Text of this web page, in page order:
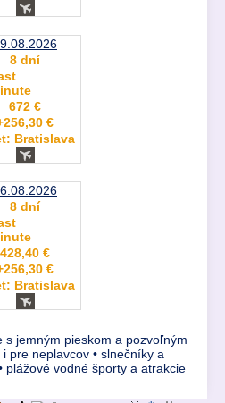
8 dní
672 €
€
Bratislava
8 dní
428,40 €
€
Bratislava
s jemným pieskom a pozvoľným
pre neplavcov • slnečníky a
plážové vodné športy a atrakcie